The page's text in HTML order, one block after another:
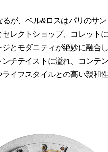
が、ベル&ロスはパリのサン
レクトショップ、コレット
とモダニティが絶妙に融合
ンチテイストに溢れ、コンテ
イフスタイルとの高い親和